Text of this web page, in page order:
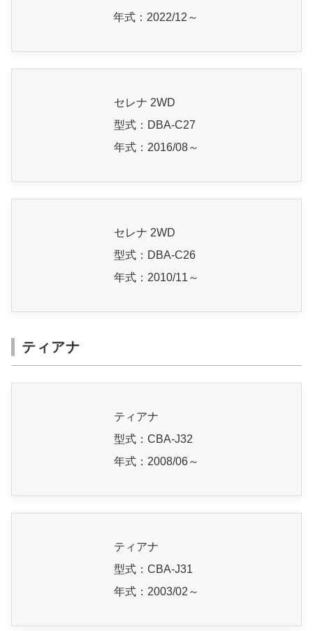
年式：2022/12～
セレナ 2WD
型式：DBA-C27
年式：2016/08～
セレナ 2WD
型式：DBA-C26
年式：2010/11～
ティアナ
ティアナ
型式：CBA-J32
年式：2008/06～
ティアナ
型式：CBA-J31
年式：2003/02～